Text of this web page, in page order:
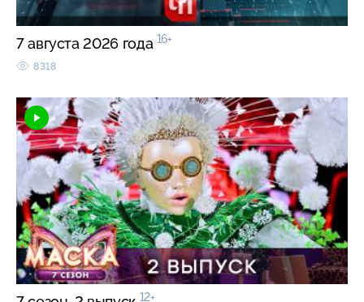
7 августа 2026 года 16+
8318
12+